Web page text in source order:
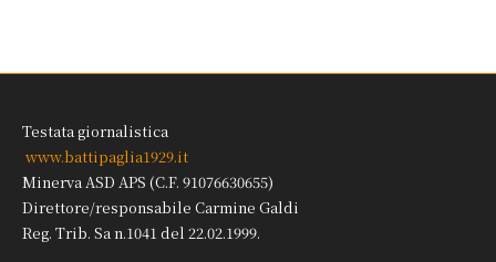
Testata giornalistica
www.battipaglia1929.it
Minerva ASD APS (C.F. 91076630655)
Direttore/responsabile Carmine Galdi
Reg. Trib. Sa n.1041 del 22.02.1999.